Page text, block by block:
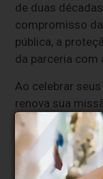
de duas
compromisso
pública, a
da parceria com
Ao celebrar
renova sua
mantendo
compromisso
referência na
renderam o